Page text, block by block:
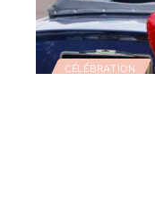
CÉLÉBRATION